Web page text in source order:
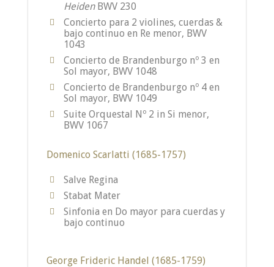
HeidenBWV 230
Concierto para 2 violines, cuerdas &
bajo continuo en Re menor, BWV
1043
Concierto de Brandenburgo nº 3 en
Sol mayor, BWV 1048
Concierto de Brandenburgo nº 4 en
Sol mayor, BWV 1049
Suite Orquestal Nº 2 in Si menor,
BWV 1067
Domenico Scarlatti (1685-1757)
Salve Regina
Stabat Mater
Sinfonia en Do mayor para cuerdas y
bajo continuo
George Frideric Handel (1685-1759)